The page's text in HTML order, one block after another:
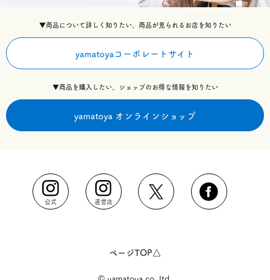
▼商品について詳しく知りたい、商品が見られるお店を知りたい
yamatoyaコーポレートサイト
▼商品を購入したい、ショップのお得な情報を知りたい
yamatoya オンラインショップ
公式 直営店
ページTOP△